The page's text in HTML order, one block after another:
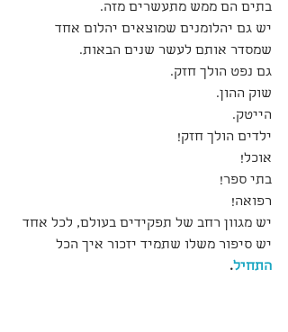
בתים הם ממש מתעשרים מזה.
יש גם יהלומנים שמוצאים יהלום אחד
שמסדר אותם לעשר שנים הבאות.
גם נפט הולך חזק.
שוק ההון.
הייטק.
ילדים הולך חזק!
אוכל!
בתי ספר!
רפואה!
יש מגוון רחב של תפקידים בעולם, לכל אחד
יש סיפור משלו שתמיד יזכור איך הכל
התחיל.